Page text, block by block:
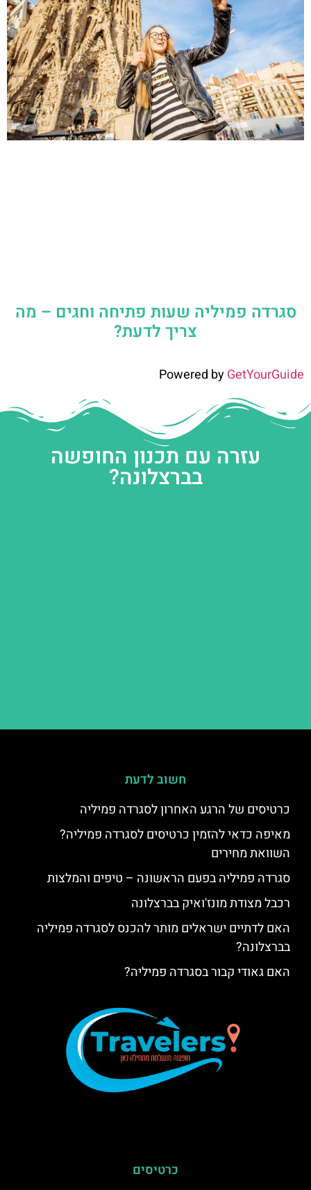
סגרדה פמיליה שעות פתיחה וחגים – מה
צריך לדעת?
Powered byGetYourGuide
עזרה עם תכנון החופשה
בברצלונה?
חשוב לדעת
כרטיסים של הרגע האחרון לסגרדה פמיליה
מאיפה כדאי להזמין כרטיסים לסגרדה פמיליה?
השוואת מחירים
סגרדה פמיליה בפעם הראשונה – טיפים והמלצות
רכבל מצודת מונז'ואיק בברצלונה
האם לדתיים ישראלים מותר להכנס לסגרדה פמיליה
בברצלונה?
האם גאודי קבור בסגרדה פמיליה?
כרטיסים